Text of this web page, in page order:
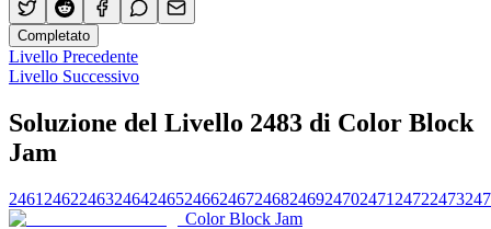
Completato
Livello Precedente
Livello Successivo
Soluzione del Livello 2483 di Color Block
Jam
2461 2462246324642465246624672468246924702471 24722473
Color Block Jam